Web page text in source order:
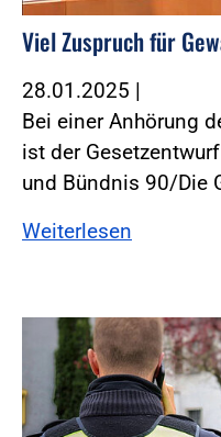
Viel Zuspruch für
28.01.2025 |
Bei einer Anhörung
ist der
und Bündnis 90/Die
Weiterlesen